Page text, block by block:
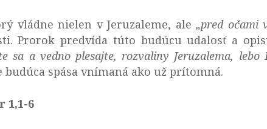
vládne nielen v Jeruzaleme, ale„pred očami
Prorok predvída túto budúcu udalosť a
sa a vedno plesajte, rozvaliny Jeruzalema,
spása vnímaná ako už prítomná.
1,1-6